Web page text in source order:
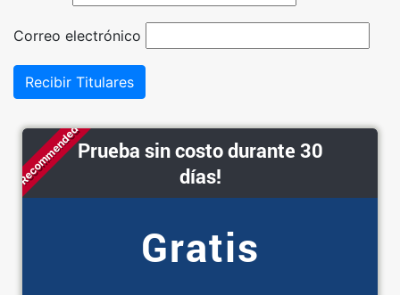
Correo electrónico
Recibir Titulares
RecommendedPrueba sin costo durante 30
días!
Gratis